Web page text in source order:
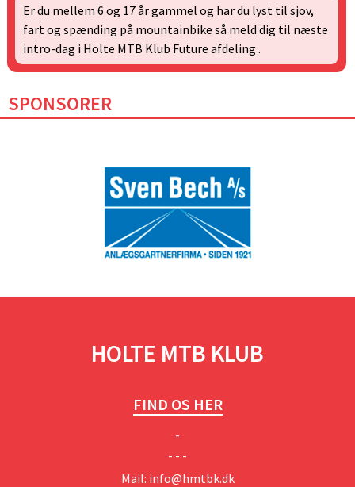
Er du mellem 6 og 17 år gammel og har du lyst til sjov,
fart og spænding på mountainbike så meld dig til næste
intro-dag i Holte MTB Klub Future afdeling .
SPONSORER
HOLTE MTB KLUB
FIND OS HER
-
- - -
Mail: info@hmtbk.dk